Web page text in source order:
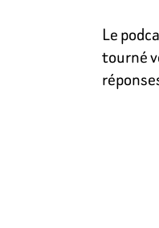
Le
tourné